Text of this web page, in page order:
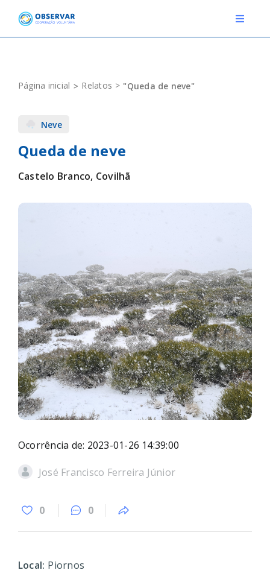
content
Toggle
EVENTOS
DEFINIÇÕES
F.A.Q.
Página inicial Relatos "Queda de neve"
Neve
Queda de neve
Castelo Branco, Covilhã
Ocorrência de: 2023-01-26 14:39:00
José Francisco Ferreira Júnior
0 0
Local: Piornos